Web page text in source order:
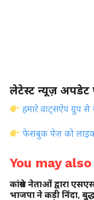
लेटेस्ट न्यूज़ अपडेट
हमारे वाट्सऐप ग्रुप
फेसबुक पेज़ को
You may
कांग्रेस नेताओं द्वारा
भाजपा ने कड़ी निंदा,